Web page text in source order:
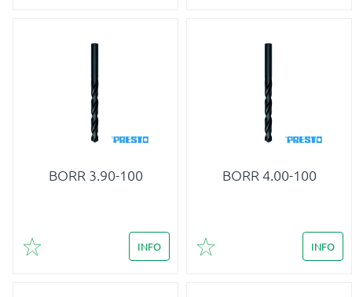
BORR 3.90-100
Lägg till i favoriter
INFO
BORR 4.00-100
Lägg till i favoriter
INFO